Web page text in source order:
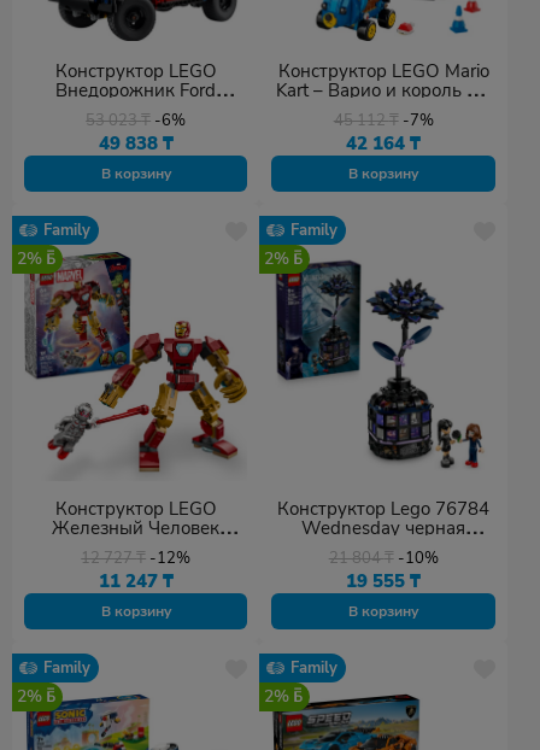
Конструктор LEGO
Внедорожник Ford
Bronco, деталей 943 шт
53 023₸ -6%
49 838 ₸
В корзину
Конструктор LEGO Mario
Kart – Варио и король Бу,
деталей 512 шт
45 112₸ -7%
42 164₸
В корзину
Family
2%
Конструктор LEGO
Железный Человек
против Альтрона,
деталей 101 шт
12 727₸ -12%
11 247 ₸
В корзину
Family
2%
Конструктор Lego 76784
Wednesday черная
георгина 358 деталей
21 804₸ -10%
19 555₸
В корзину
Family
2%
Family
2%